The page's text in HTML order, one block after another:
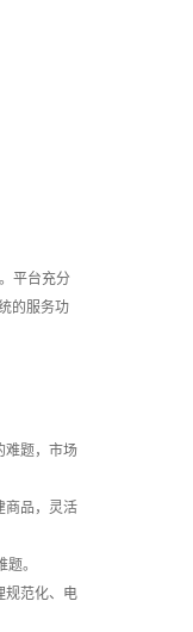
平台充分
的服务功
难题，市场
商品，灵活
。
规范化、电